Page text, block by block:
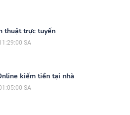
thuật trực tuyến
SA
kiếm tiền tại nhà
SA